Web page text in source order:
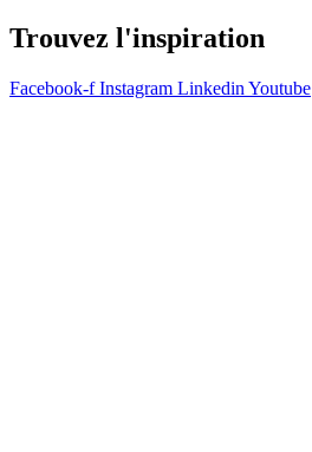
Trouvez l'inspiration
Facebook-f Instagram Linkedin Youtube